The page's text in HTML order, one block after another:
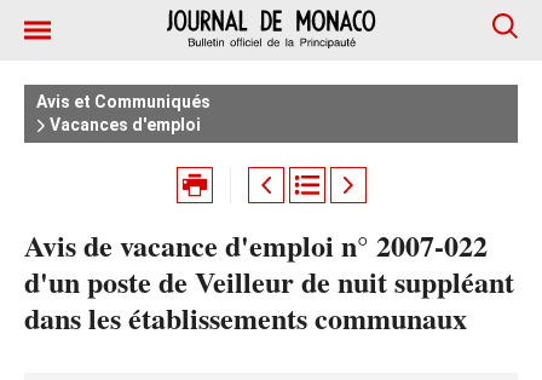
Avis et Communiqués
Vacances d'emploi
Avis de vacance d'emploi n° 2007-022
d'un poste de Veilleur de nuit suppléant
dans les établissements communaux